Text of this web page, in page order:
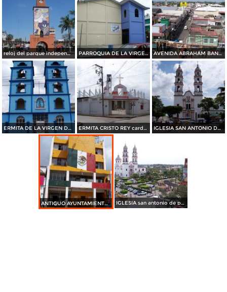
reloj del parque independencia de cardenas tabasco mexico PARROQUIA DE LA VIRGEN DEL CARMEN cardenas tabasco AVENIDA ABRAHAM BANDALA cardenas tabasco
ERMITA DE LA VIRGEN DE GUADALUPE cardenas tabasco ERMITA CRISTO REY cardenas tabasco IGLESIA SAN ANTONIO DE PADUA de cardenas tabasco
ANTIGUO AYUNTAMIENTO DE CARDENAS TABASCO IGLESIA san antonio de padua Y PARQUE INDEPENDENCIA DE CARDENAS TABASCO